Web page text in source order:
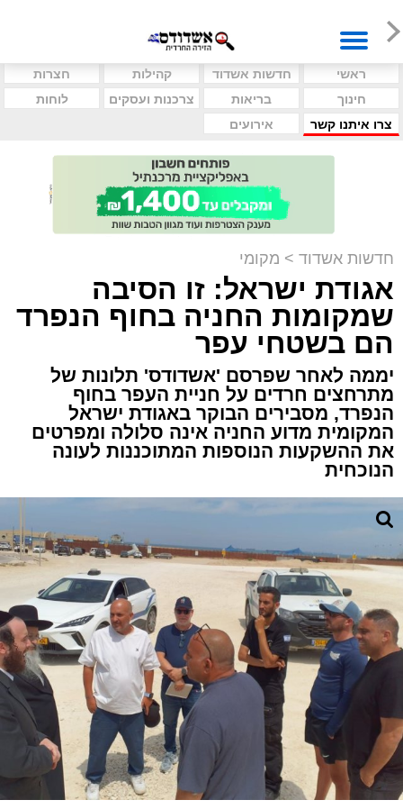
ראשי חדשות אשדוד קהילות
חצרות
חינוך
בריאות צרכנות ועסקים
לוחות
צרו איתנו קשר
אירועים
חדשות אשדוד > מקומי
אגודת ישראל: זו הסיבה
שמקומות החניה בחוף הנפרד
הם בשטחי עפר
יממה לאחר שפרסם 'אשדודס' תלונות של
מתרחצים חרדים על חניית העפר בחוף
הנפרד, מסבירים הבוקר באגודת ישראל
המקומית מדוע החניה אינה סלולה ומפרטים
את ההשקעות הנוספות המתוכננות לעונה
הנוכחית